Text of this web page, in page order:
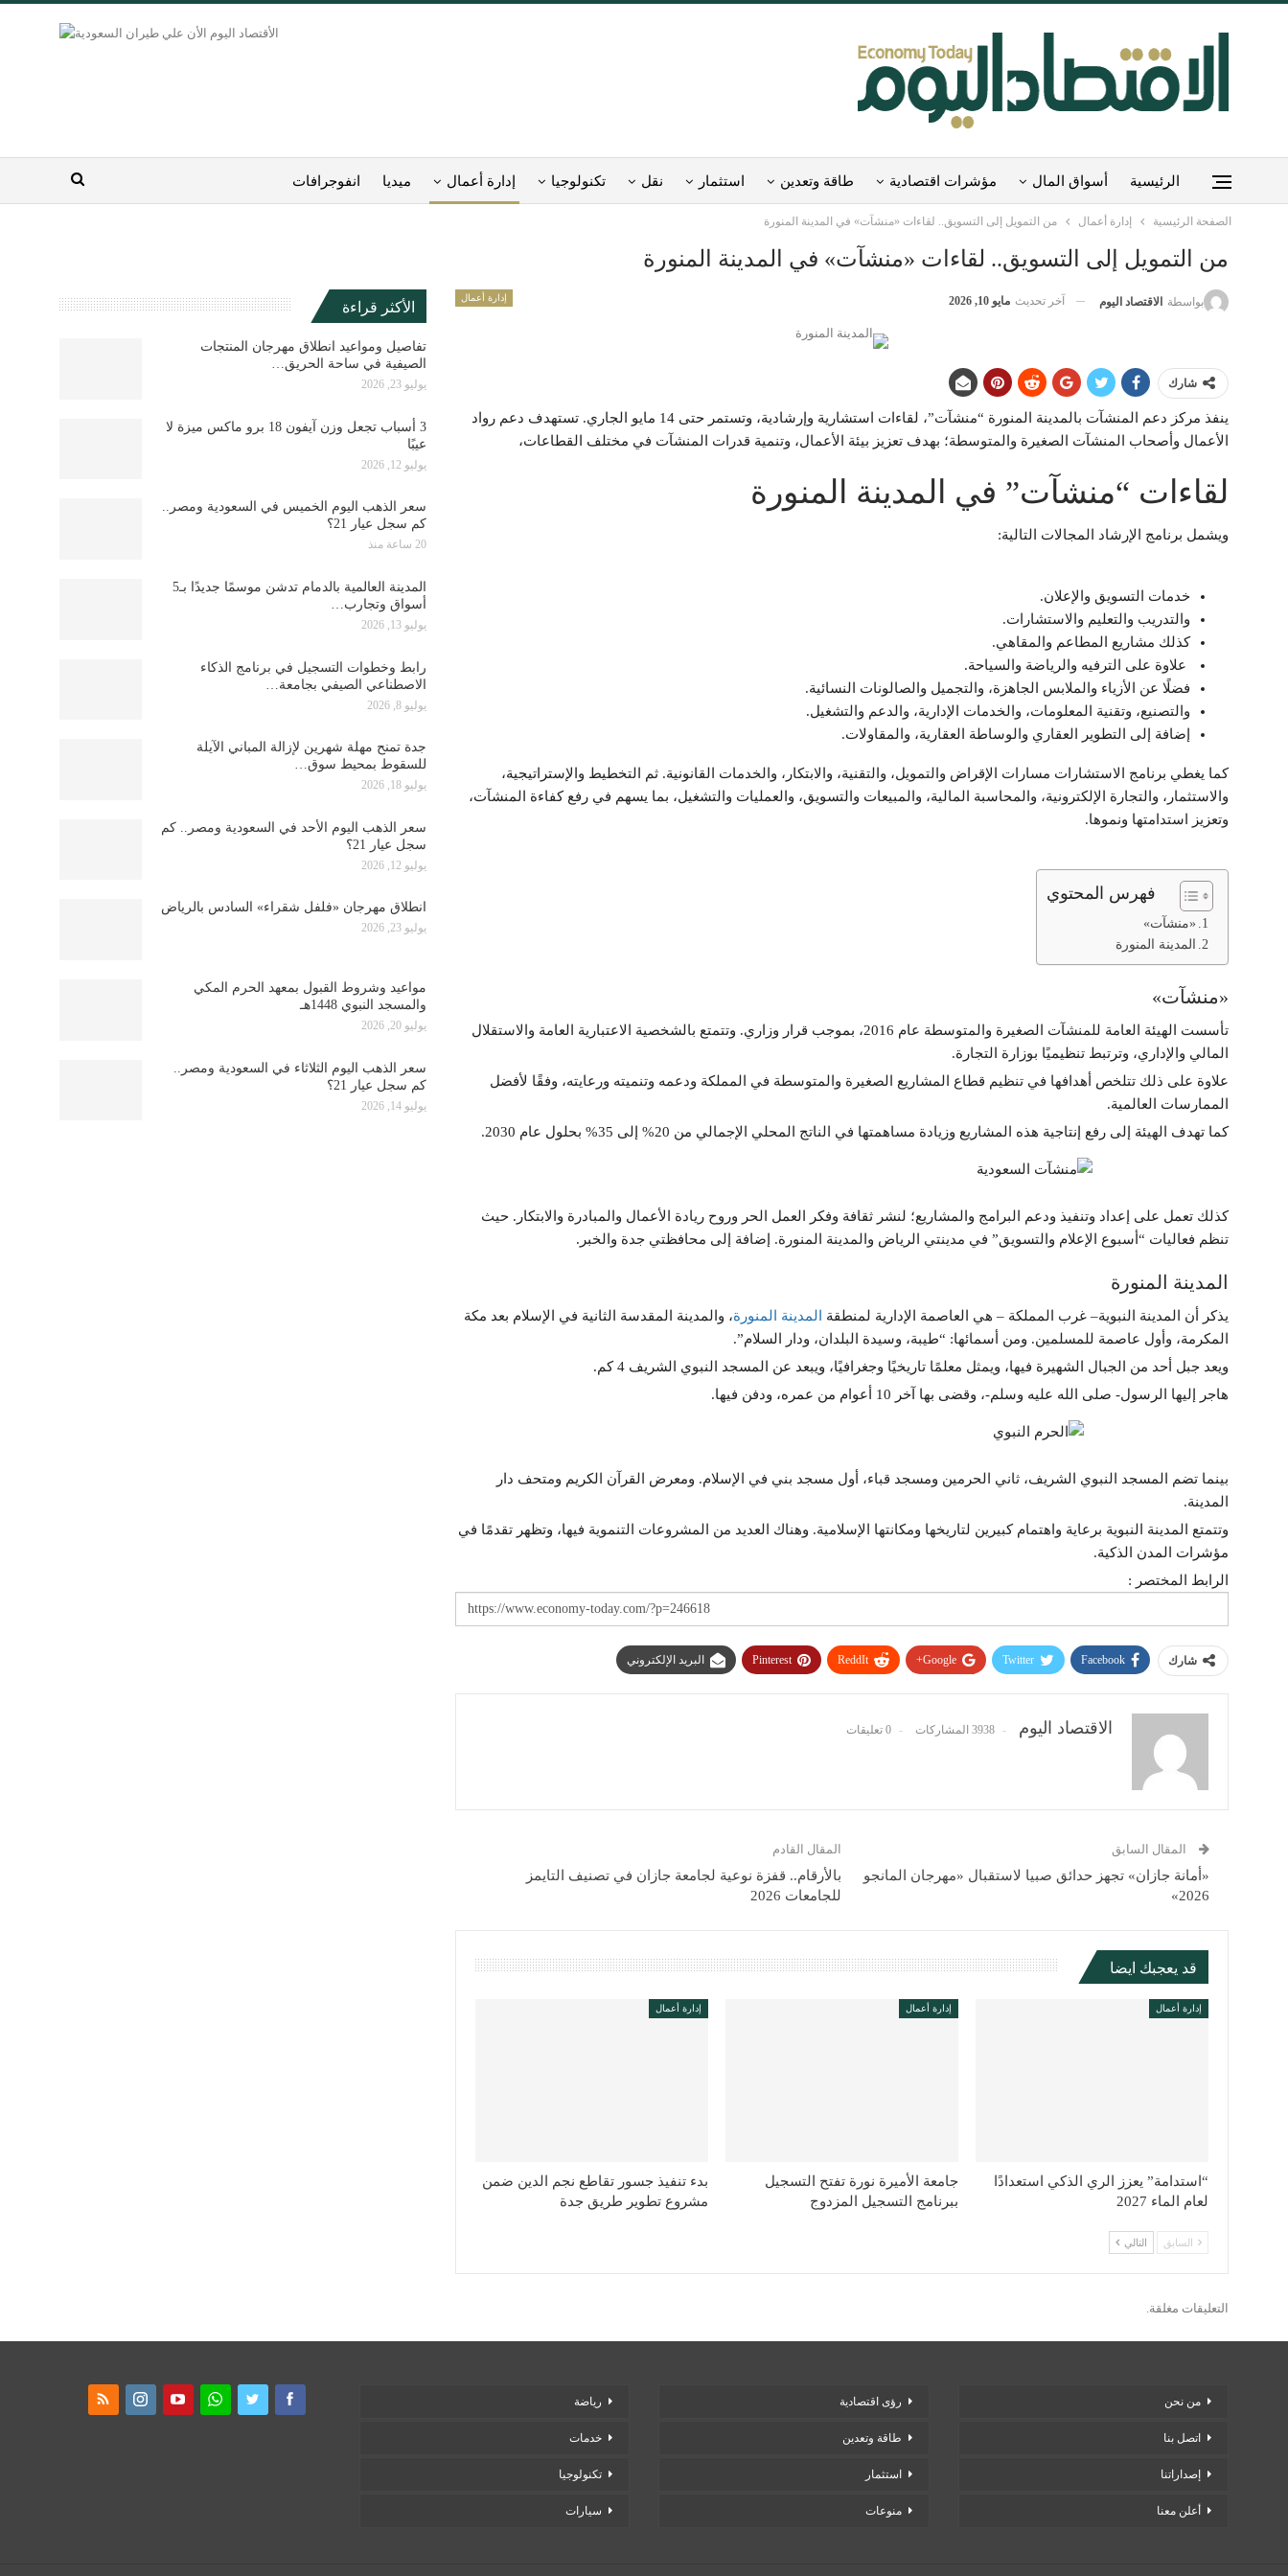
الرئيسية أسواق المال مؤشرات اقتصادية طاقة وتعدين استثمار نقل تكنولوجيا إدارة أعمال ميديا انفوجرافات
الصفحة الرئيسية إدارة أعمال من التمويل إلى التسويق.. لقاءات «منشآت» في المدينة المنورة
من التمويل إلى التسويق.. لقاءات «منشآت» في المدينة المنورة
إدارة أعمال بواسطة الاقتصاد اليوم آخر تحديث مايو 10, 2026
شارك
ينفذ مركز دعم المنشآت بالمدينة المنورة “منشآت”، لقاءات استشارية وإرشادية، وتستمر حتى 14 مايو الجاري. تستهدف دعم رواد
الأعمال وأصحاب المنشآت الصغيرة والمتوسطة؛ بهدف تعزيز بيئة الأعمال، وتنمية قدرات المنشآت في مختلف القطاعات،
لقاءات “منشآت” في المدينة المنورة
ويشمل برنامج الإرشاد المجالات التالية:
خدمات التسويق والإعلان.
والتدريب والتعليم والاستشارات.
كذلك مشاريع المطاعم والمقاهي.
علاوة على الترفيه والرياضة والسياحة.
فضلًا عن الأزياء والملابس الجاهزة، والتجميل والصالونات النسائية.
والتصنيع، وتقنية المعلومات، والخدمات الإدارية، والدعم والتشغيل.
إضافة إلى التطوير العقاري والوساطة العقارية، والمقاولات.
كما يغطي برنامج الاستشارات مسارات الإقراض والتمويل، والتقنية، والابتكار، والخدمات القانونية. ثم التخطيط والإستراتيجية،
والاستثمار، والتجارة الإلكترونية، والمحاسبة المالية، والمبيعات والتسويق، والعمليات والتشغيل، بما يسهم في رفع كفاءة المنشآت،
وتعزيز استدامتها ونموها.
فهرس المحتوي
«منشآت»
المدينة المنورة
«منشآت»
تأسست الهيئة العامة للمنشآت الصغيرة والمتوسطة عام 2016، بموجب قرار وزاري. وتتمتع بالشخصية الاعتبارية العامة والاستقلال
المالي والإداري، وترتبط تنظيميًا بوزارة التجارة.
علاوة على ذلك تتلخص أهدافها في تنظيم قطاع المشاريع الصغيرة والمتوسطة في المملكة ودعمه وتنميته ورعايته، وفقًا لأفضل
الممارسات العالمية.
كما تهدف الهيئة إلى رفع إنتاجية هذه المشاريع وزيادة مساهمتها في الناتج المحلي الإجمالي من 20% إلى 35% بحلول عام 2030.
كذلك تعمل على إعداد وتنفيذ ودعم البرامج والمشاريع؛ لنشر ثقافة وفكر العمل الحر وروح ريادة الأعمال والمبادرة والابتكار. حيث
تنظم فعاليات “أسبوع الإعلام والتسويق” في مدينتي الرياض والمدينة المنورة. إضافة إلى محافظتي جدة والخبر.
المدينة المنورة
يذكر أن المدينة النبوية– غرب المملكة – هي العاصمة الإدارية لمنطقة المدينة المنورة، والمدينة المقدسة الثانية في الإسلام بعد مكة
المكرمة، وأول عاصمة للمسلمين. ومن أسمائها: “طيبة، وسيدة البلدان، ودار السلام”.
ويعد جبل أحد من الجبال الشهيرة فيها، ويمثل معلمًا تاريخيًا وجغرافيًا، ويبعد عن المسجد النبوي الشريف 4 كم.
هاجر إليها الرسول- صلى الله عليه وسلم-، وقضى بها آخر 10 أعوام من عمره، ودفن فيها.
بينما تضم المسجد النبوي الشريف، ثاني الحرمين ومسجد قباء، أول مسجد بني في الإسلام. ومعرض القرآن الكريم ومتحف دار
المدينة.
وتتمتع المدينة النبوية برعاية واهتمام كبيرين لتاريخها ومكانتها الإسلامية. وهناك العديد من المشروعات التنموية فيها، وتظهر تقدمًا في
مؤشرات المدن الذكية.
الرابط المختصر :
شارك Facebook
Twitter
Google+
ReddIt
Pinterest البريد الإلكتروني
الاقتصاد اليوم 3938 المشاركات 0 تعليقات
المقال السابق
«أمانة جازان» تجهز حدائق صبيا لاستقبال «مهرجان المانجو
2026»
المقال القادم
بالأرقام.. قفزة نوعية لجامعة جازان في تصنيف التايمز
للجامعات 2026
قد يعجبك ايضا
إدارة أعمال
“استدامة” يعزز الري الذكي استعدادًا
لعام الماء 2027
إدارة أعمال
جامعة الأميرة نورة تفتح التسجيل
ببرنامج التسجيل المزدوج
إدارة أعمال
بدء تنفيذ جسور تقاطع نجم الدين ضمن
مشروع تطوير طريق جدة
السابق التالي
التعليقات مغلقة.
الأكثر قراءة
تفاصيل ومواعيد انطلاق مهرجان المنتجات
الصيفية في ساحة الحريق…
يوليو 23, 2026
3 أسباب تجعل وزن آيفون 18 برو ماكس ميزة لا
عيبًا
يوليو 12, 2026
سعر الذهب اليوم الخميس في السعودية ومصر..
كم سجل عيار 21؟
20 ساعة منذ
المدينة العالمية بالدمام تدشن موسمًا جديدًا بـ5
أسواق وتجارب…
يوليو 13, 2026
رابط وخطوات التسجيل في برنامج الذكاء
الاصطناعي الصيفي بجامعة…
يوليو 8, 2026
جدة تمنح مهلة شهرين لإزالة المباني الآيلة
للسقوط بمحيط سوق…
يوليو 18, 2026
سعر الذهب اليوم الأحد في السعودية ومصر.. كم
سجل عيار 21؟
يوليو 12, 2026
انطلاق مهرجان «فلفل شقراء» السادس بالرياض
يوليو 23, 2026
مواعيد وشروط القبول بمعهد الحرم المكي
والمسجد النبوي 1448هـ
يوليو 20, 2026
سعر الذهب اليوم الثلاثاء في السعودية ومصر..
كم سجل عيار 21؟
يوليو 14, 2026
من نحن
اتصل بنا
إصداراتنا
أعلن معنا
رؤى اقتصادية
طاقة وتعدين
استثمار
منوعات
رياضة
خدمات
تكنولوجيا
سيارات